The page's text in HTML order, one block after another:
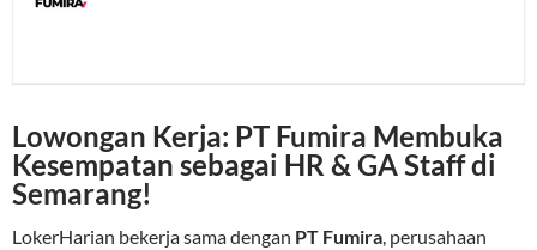
Lowongan Kerja: PT Fumira Membuka
Kesempatan sebagai HR & GA Staff di
Semarang!
LokerHarian bekerja sama dengan PT Fumira, perusahaan